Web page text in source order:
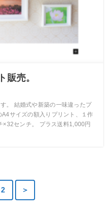
売。
。 結婚式や新築の一味違ったプ
サイズの額入りプリント、１作
×32センチ。 プラス送料1,000円
2 ＞